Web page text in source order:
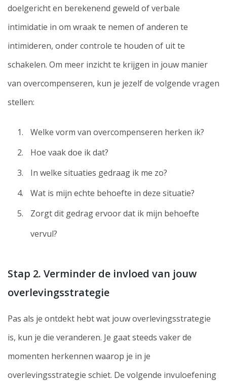
doelgericht en berekenend geweld of verbale
intimidatie in om wraak te nemen of anderen te
intimideren, onder controle te houden of uit te
schakelen. Om meer inzicht te krijgen in jouw manier
van overcompenseren, kun je jezelf de volgende vragen
stellen:
Welke vorm van overcompenseren herken ik?
Hoe vaak doe ik dat?
In welke situaties gedraag ik me zo?
Wat is mijn echte behoefte in deze situatie?
Zorgt dit gedrag ervoor dat ik mijn behoefte
vervul?
Stap 2. Verminder de invloed van jouw
overlevingsstrategie
Pas als je ontdekt hebt wat jouw overlevingsstrategie
is, kun je die veranderen. Je gaat steeds vaker de
momenten herkennen waarop je in je
overlevingsstrategie schiet. De volgende invuloefening